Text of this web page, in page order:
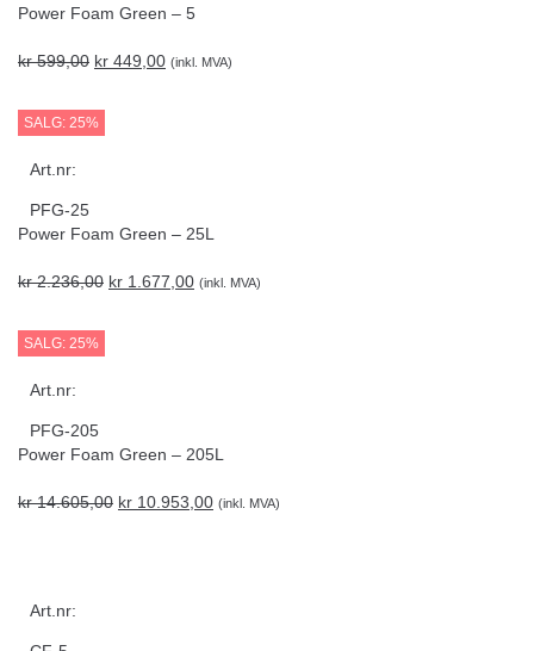
Power Foam Green – 5
kr599,00 kr 449,00 (inkl. MVA)
SALG: 25%
Art.nr:
PFG-25
Power Foam Green – 25L
kr2.236,00 kr 1.677,00 (inkl. MVA)
SALG: 25%
Art.nr:
PFG-205
Power Foam Green – 205L
kr14.605,00 kr 10.953,00 (inkl. MVA)
Art.nr: